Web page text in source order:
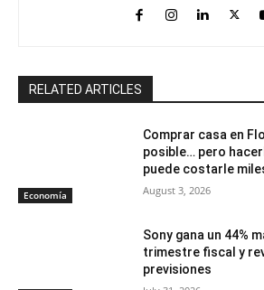
RELATED ARTICLES
Economía
Comprar casa en
posible… pero
puede costarle
August 3, 2026
Sony gana un 44%
trimestre fiscal y
previsiones